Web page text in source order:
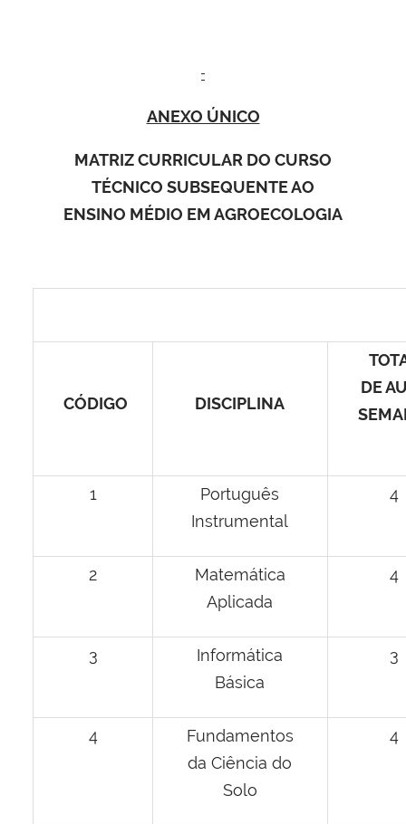
ANEXO ÚNICO
MATRIZ CURRICULAR DO CURSO
TÉCNICO SUBSEQUENTE AO
ENSINO MÉDIO EM AGROECOLOGIA
CÓDIGO DISCIPLINA
DE
1
Português
Instrumental
4
2
Matemática
Aplicada
4
3
Informática
Básica
3
4
Fundamentos
da Ciência do
Solo
4